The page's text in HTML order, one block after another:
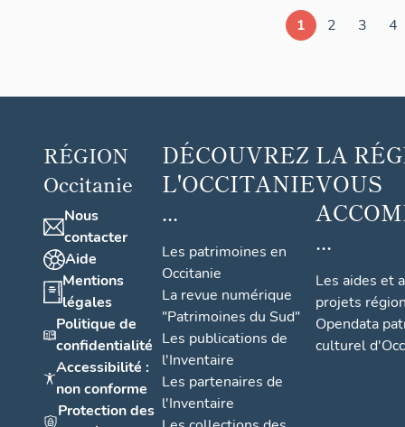
1 2 3 4
RÉGION
Occitanie
Nous
contacter
Aide
Mentions
légales
Politique de
confidentialité
Accessibilité :
non conforme
Protection des
DÉCOUVREZ
L'OCCITANIE
...
Les patrimoines en
Occitanie
La revue numérique
"Patrimoines du Sud"
Les publications de
l'Inventaire
Les partenaires de
l'Inventaire
LA
VOUS
...
Les aides et
projets
Opendata
culturel